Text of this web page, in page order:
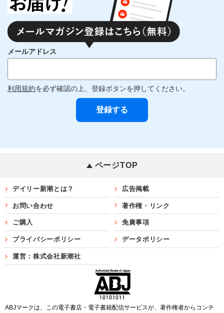
メールアドレス
利用規約を必ず確認の上、登録ボタンを押してください。
ページTOP
デイリー新潮とは？ 広告掲載
お問い合わせ 著作権・リンク
ご購入 免責事項
プライバシーポリシー データポリシー
運営：株式会社新潮社
ABJマークは、この電子書店・電子書籍配信サービスが、著作権者からコンテ